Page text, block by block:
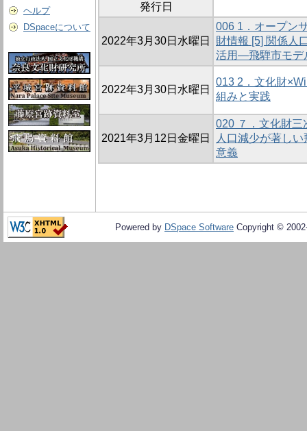
ヘルプ
DSpaceについて
発行日
2022年3月30日水曜日
006 1．オープン
財情報 [5] 関係人
活用―飛騨市モ
2022年3月30日水曜日
013 2．文化財
組みと実践
2021年3月12日金曜日
020 ７．文化財三
人口減少が著し
意義
Powered by DSpace Software Copyright ©